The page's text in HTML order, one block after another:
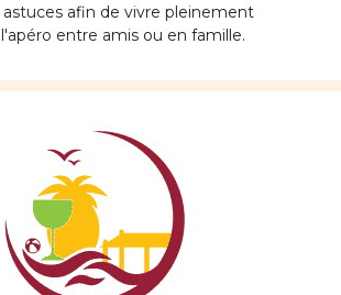
afin de vivre pleinement
entre amis ou en famille.